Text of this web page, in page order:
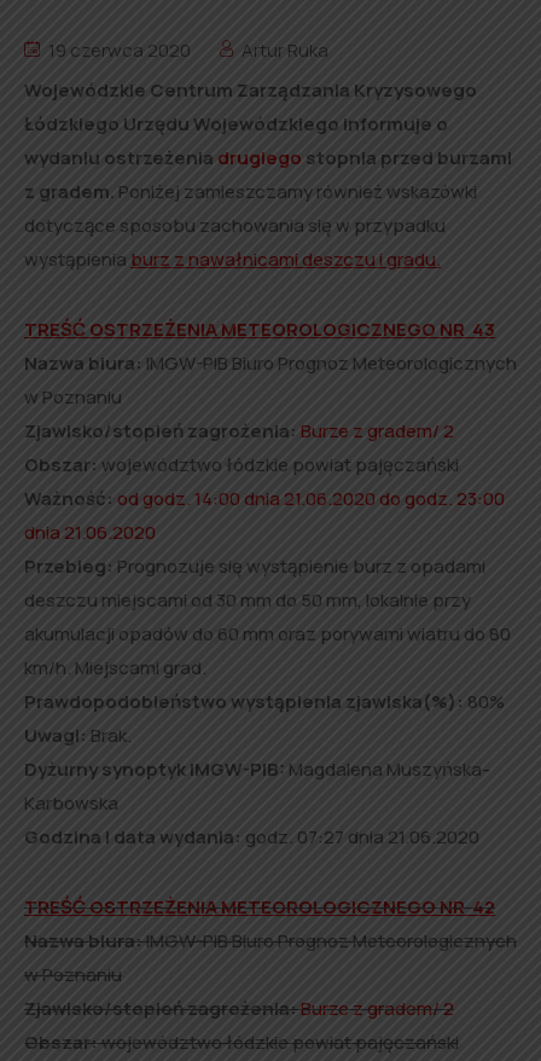
19 czerwca 2020
Artur Ruka
Wojewódzkie Centrum Zarządzania Kryzysowego
Łódzkiego Urzędu Wojewódzkiego informuje o
wydaniu ostrzeżenia drugiego stopnia przed burzami
z gradem. Poniżej zamieszczamy również wskazówki
dotyczące sposobu zachowania się w przypadku
wystąpienia burz z nawałnicami deszczu i gradu.
TREŚĆ OSTRZEŻENIA METEOROLOGICZNEGO NR 43
Nazwa biura: IMGW-PIB Biuro Prognoz Meteorologicznych
w Poznaniu
Zjawisko/stopień zagrożenia: Burze z gradem/ 2
Obszar: województwo łódzkie powiat pajęczański
Ważność: od godz. 14:00 dnia 21.06.2020 do godz. 23:00
dnia 21.06.2020
Przebieg: Prognozuje się wystąpienie burz z opadami
deszczu miejscami od 30 mm do 50 mm, lokalnie przy
akumulacji opadów do 60 mm oraz porywami wiatru do 80
km/h. Miejscami grad.
Prawdopodobieństwo wystąpienia zjawiska(%): 80%
Uwagi: Brak.
Dyżurny synoptyk IMGW-PIB: Magdalena Muszyńska-
Karbowska
Godzina i data wydania: godz. 07:27 dnia 21.06.2020
TREŚĆ OSTRZEŻENIA METEOROLOGICZNEGO NR 42
Nazwa biura:IMGW-PIB Biuro Prognoz Meteorologicznych
w Poznaniu
Zjawisko/stopień zagrożenia:Burze z gradem/ 2
Obszar:województwo łódzkie powiat pajęczański